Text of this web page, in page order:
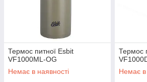
Термос питної Esbit
VF1000ML-OG
Немає в наявності
Термос
Немає в